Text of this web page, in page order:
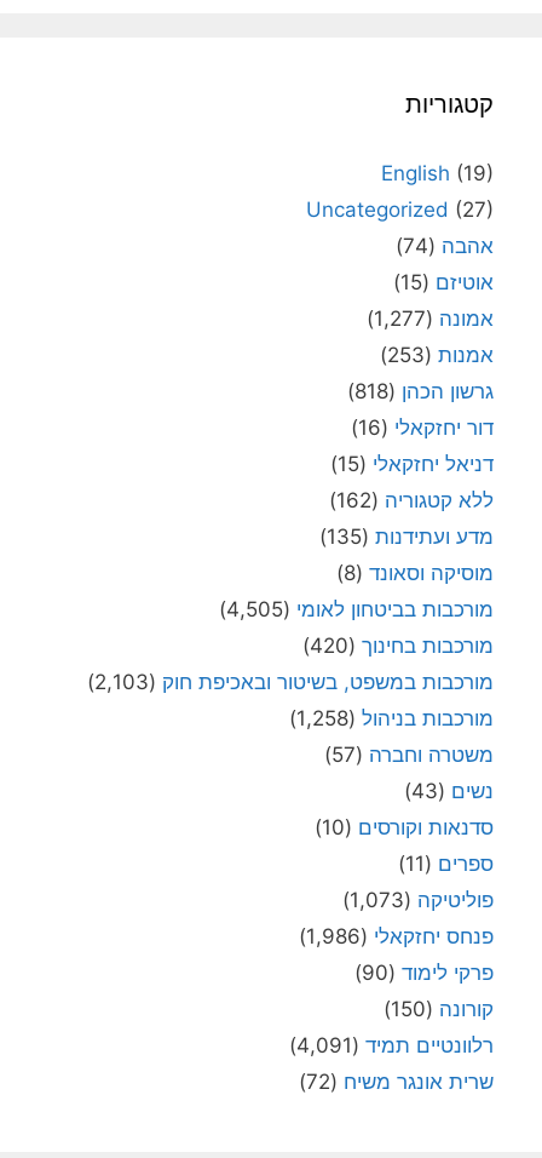
קטגוריות
English (19)
Uncategorized (27)
אהבה (74)
אוטיזם (15)
אמונה (1,277)
אמנות (253)
גרשון הכהן (818)
דור יחזקאלי (16)
דניאל יחזקאלי (15)
ללא קטגוריה (162)
מדע ועתידנות (135)
מוסיקה וסאונד (8)
מורכבות בביטחון לאומי (4,505)
מורכבות בחינוך (420)
מורכבות במשפט, בשיטור ובאכיפת חוק (2,103)
מורכבות בניהול (1,258)
משטרה וחברה (57)
נשים (43)
סדנאות וקורסים (10)
ספרים (11)
פוליטיקה (1,073)
פנחס יחזקאלי (1,986)
פרקי לימוד (90)
קורונה (150)
רלוונטיים תמיד (4,091)
שרית אונגר משיח (72)